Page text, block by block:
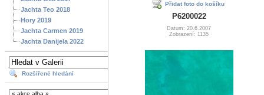
Jachta Teo 2018
Hory 2019
Jachta Carmen 2019
Jachta Danijela 2022
Rozšířené hledání
Přidat foto do košíku
P6200022
Datum: 20.6.2007
Zobrazení: 1135